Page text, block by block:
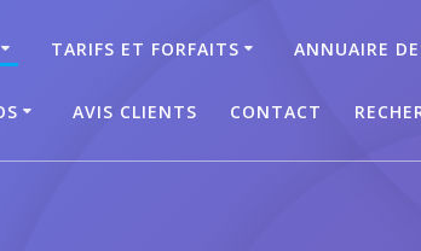
TARIFS ET FORFAITS ANNUAIRE
AVIS CLIENTS CONTACT